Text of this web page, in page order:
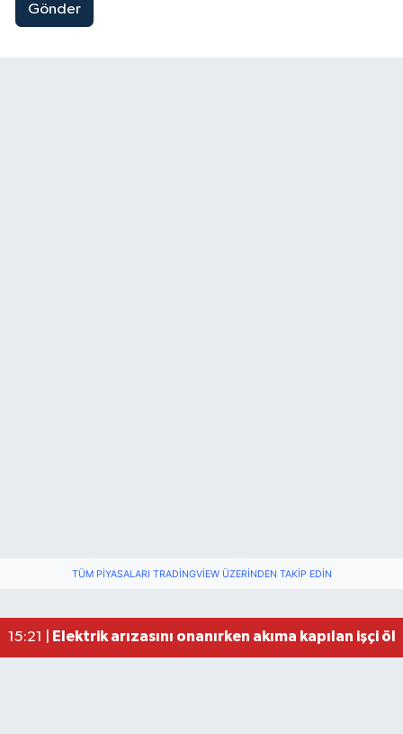
Gönder
TÜM PIYASALARI TRADINGVIEW ÜZERINDEN TAKIP EDIN
15:21 | Elektrik arızasını onanırken akıma kapılan işçi